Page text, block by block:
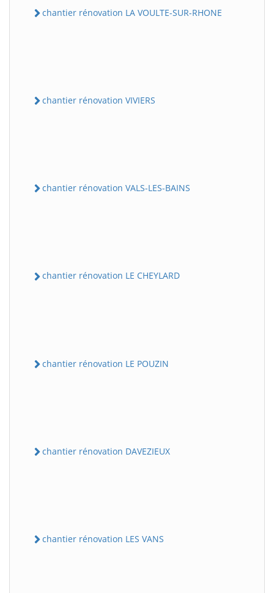
chantier rénovation LA VOULTE-SUR-RHONE
chantier rénovation VIVIERS
chantier rénovation VALS-LES-BAINS
chantier rénovation LE CHEYLARD
chantier rénovation LE POUZIN
chantier rénovation DAVEZIEUX
chantier rénovation LES VANS